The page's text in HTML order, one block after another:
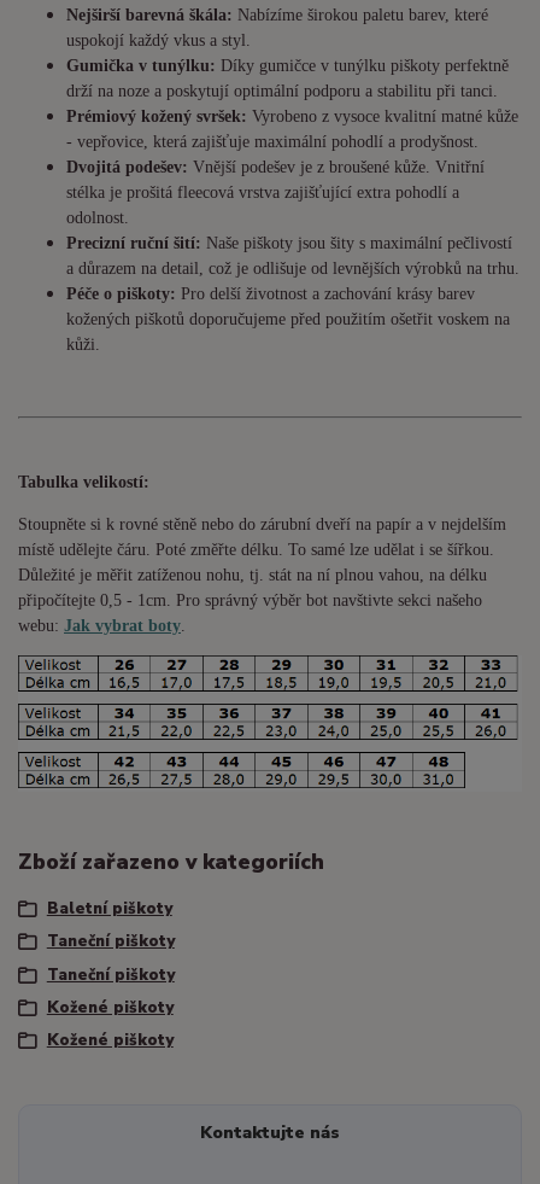
Nejširší barevná škála: Nabízíme širokou paletu barev, které
uspokojí každý vkus a styl.
Gumička v tunýlku: Díky gumičce v tunýlku piškoty perfektně
drží na noze a poskytují optimální podporu a stabilitu při tanci.
Prémiový kožený svršek: Vyrobeno z vysoce kvalitní matné kůže
- vepřovice, která zajišťuje maximální pohodlí a prodyšnost.
Dvojitá podešev: Vnější podešev je z broušené kůže. Vnitřní
stélka je prošitá fleecová vrstva zajišťující extra pohodlí a
odolnost.
Precizní ruční šití: Naše piškoty jsou šity s maximální pečlivostí
a důrazem na detail, což je odlišuje od levnějších výrobků na trhu.
Péče o piškoty: Pro delší životnost a zachování krásy barev
kožených piškotů doporučujeme před použitím ošetřit voskem na
kůži.
Tabulka velikostí:
Stoupněte si k rovné stěně nebo do zárubní dveří na papír a v nejdelším
místě udělejte čáru. Poté změřte délku. To samé lze udělat i se šířkou.
Důležité je měřit zatíženou nohu, tj. stát na ní plnou vahou, na délku
připočítejte 0,5 - 1cm . Pro správný výběr bot navštivte sekci našeho
webu: Jak vybrat boty
Zboží zařazeno v kategoriích
Baletní piškoty
Taneční piškoty
Taneční piškoty
Kožené piškoty
Kožené piškoty
Kontaktujte nás